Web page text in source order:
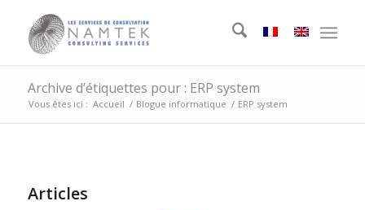
Archive d’étiquettes pour : ERP system
Vous êtes ici : Accueil / Blogue informatique / ERP system
Articles